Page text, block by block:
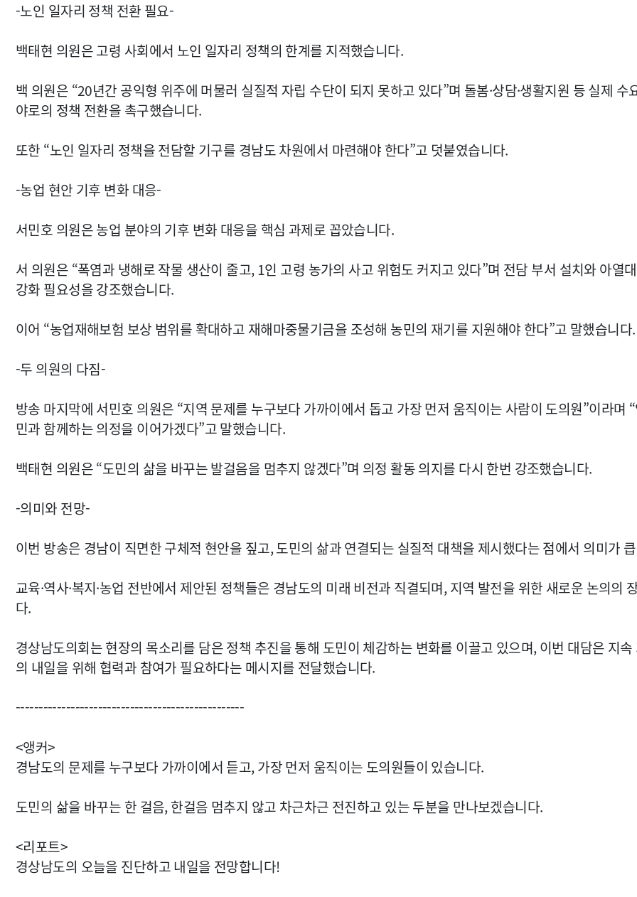
-노인 일자리 정책 전환 필요-
백태현 의원은 고령 사회에서 노인 일자리 정책의 한계를 지적했습니다.
백 의원은 “20년간 공익형 위주에 머물러 실질적 자립 수단이 되지 못하고 있다”며 돌봄·상담·생활지원 등 실제 수
야로의 정책 전환을 촉구했습니다.
또한 “노인 일자리 정책을 전담할 기구를 경남도 차원에서 마련해야 한다”고 덧붙였습니다.
-농업 현안 기후 변화 대응-
서민호 의원은 농업 분야의 기후 변화 대응을 핵심 과제로 꼽았습니다.
서 의원은 “폭염과 냉해로 작물 생산이 줄고, 1인 고령 농가의 사고 위험도 커지고 있다”며 전담 부서 설치와 아열
강화 필요성을 강조했습니다.
이어 “농업재해보험 보상 범위를 확대하고 재해마중물기금을 조성해 농민의 재기를 지원해야 한다”고 말했습니다.
-두 의원의 다짐-
방송 마지막에 서민호 의원은 “지역 문제를 누구보다 가까이에서 돕고 가장 먼저 움직이는 사람이 도의원”이라며
민과 함께하는 의정을 이어가겠다”고 말했습니다.
백태현 의원은 “도민의 삶을 바꾸는 발걸음을 멈추지 않겠다”며 의정 활동 의지를 다시 한번 강조했습니다.
-의미와 전망-
이번 방송은 경남이 직면한 구체적 현안을 짚고, 도민의 삶과 연결되는 실질적 대책을 제시했다는 점에서 의미가
교육·역사·복지·농업 전반에서 제안된 정책들은 경남도의 미래 비전과 직결되며, 지역 발전을 위한 새로운 논의의
다.
경상남도의회는 현장의 목소리를 담은 정책 추진을 통해 도민이 체감하는 변화를 이끌고 있으며, 이번 대담은 지
의 내일을 위해 협력과 참여가 필요하다는 메시지를 전달했습니다.
--------------------------------------------------
<앵커>
경남도의 문제를 누구보다 가까이에서 듣고, 가장 먼저 움직이는 도의원들이 있습니다.
도민의 삶을 바꾸는 한 걸음, 한걸음 멈추지 않고 차근차근 전진하고 있는 두분을 만나보겠습니다.
<리포트>
경상남도의 오늘을 진단하고 내일을 전망합니다!